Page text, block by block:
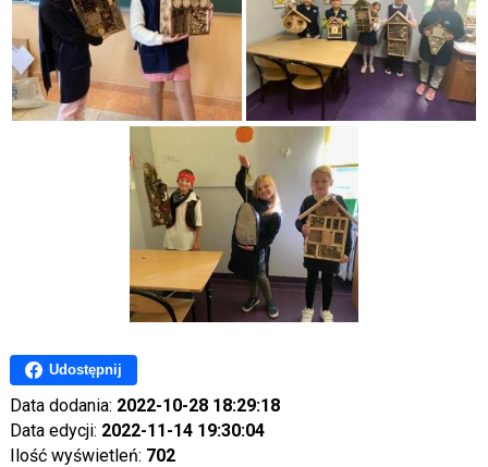
Udostępnij
Data dodania: 2022-10-28 18:29:18
Data edycji: 2022-11-14 19:30:04
Ilość wyświetleń: 702